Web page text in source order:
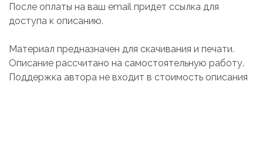
После оплаты на ваш email придет ссылка для
доступа к описанию.
Материал предназначен для скачивания и печати.
Описание рассчитано на самостоятельную работу.
Поддержка автора не входит в стоимость описания